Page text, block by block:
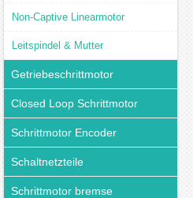
Non-Captive Linearmotor
Leitspindel & Mutter
Getriebeschrittmotor
Closed Loop Schrittmotor
Schrittmotor Encoder
Schaltnetzteile
Schrittmotor bremse